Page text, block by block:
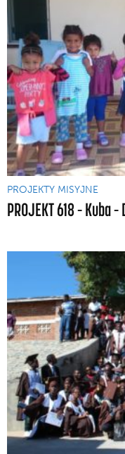
PROJEKTY MISYJNE
PROJEKT 618 – Kuba